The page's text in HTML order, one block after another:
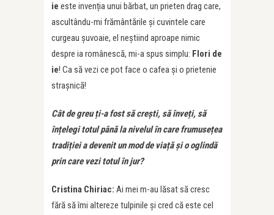
ie este invenția unui bărbat, un prieten drag care,
ascultându-mi frământările și cuvintele care
curgeau șuvoaie, el neștiind aproape nimic
despre ia românescă, mi-a spus simplu: Flori de
ie! Ca să vezi ce pot face o cafea și o prietenie
strașnică!
Cât de greuți-a fost să crești, să înveți, să
înțelegi totul până la nivelul în care frumusețea
tradiției a devenit un mod de viață și o oglindă
prin care vezi totul în jur?
Cristina Chiriac: Ai mei m-au lăsat să cresc
fără să îmi altereze tulpinile și cred că este cel